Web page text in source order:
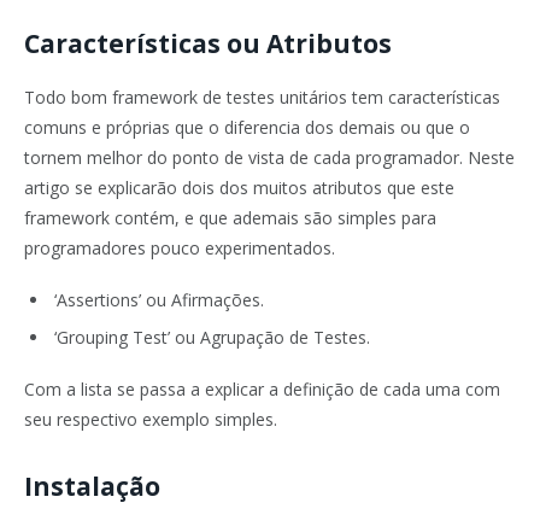
Características ou Atributos
Todo bom framework de testes unitários tem características
comuns e próprias que o diferencia dos demais ou que o
tornem melhor do ponto de vista de cada programador. Neste
artigo se explicarão dois dos muitos atributos que este
framework contém, e que ademais são simples para
programadores pouco experimentados.
‘Assertions’ ou Afirmações.
‘Grouping Test’ ou Agrupação de Testes.
Com a lista se passa a explicar a definição de cada uma com
seu respectivo exemplo simples.
Instalação